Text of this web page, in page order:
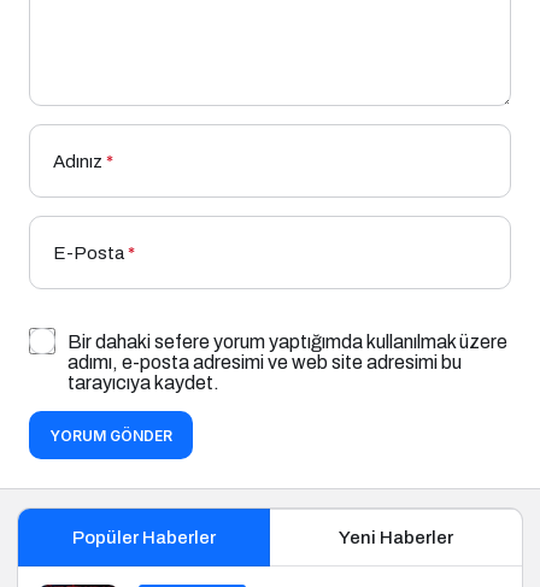
Adınız *
E-Posta*
Bir dahaki sefere yorum yaptığımda kullanılmak üzere
adımı, e-posta adresimi ve web site adresimi bu
tarayıcıya kaydet.
YORUM GÖNDER
Popüler Haberler Yeni Haberler